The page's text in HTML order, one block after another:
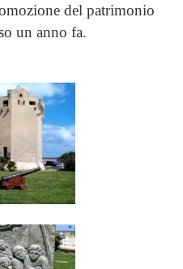
del patrimonio
un anno fa.